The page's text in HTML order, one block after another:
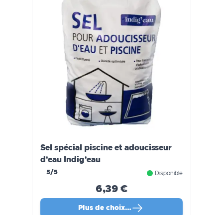
Sel spécial piscine et adoucisseur
d'eau Indig'eau
5/5 Disponible
6,39 €
Plus de choix…